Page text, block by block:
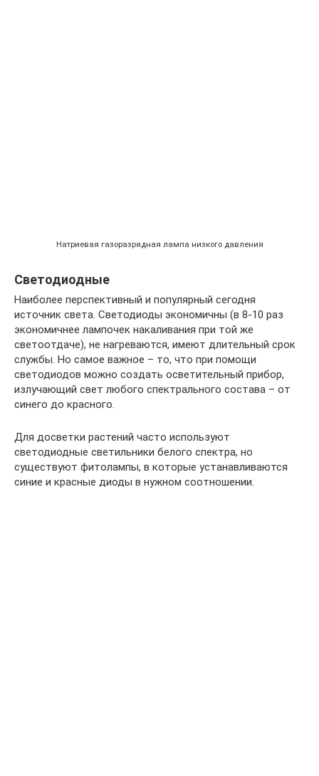
Натриевая газоразрядная лампа низкого давления
Светодиодные
Наиболее перспективный и популярный сегодня
источник света. Светодиоды экономичны (в 8-10 раз
экономичнее лампочек накаливания при той же
светоотдаче), не нагреваются, имеют длительный срок
службы. Но самое важное – то, что при помощи
светодиодов можно создать осветительный прибор,
излучающий свет любого спектрального состава – от
синего до красного.
Для досветки растений часто используют
светодиодные светильники белого спектра, но
существуют фитолампы, в которые устанавливаются
синие и красные диоды в нужном соотношении.